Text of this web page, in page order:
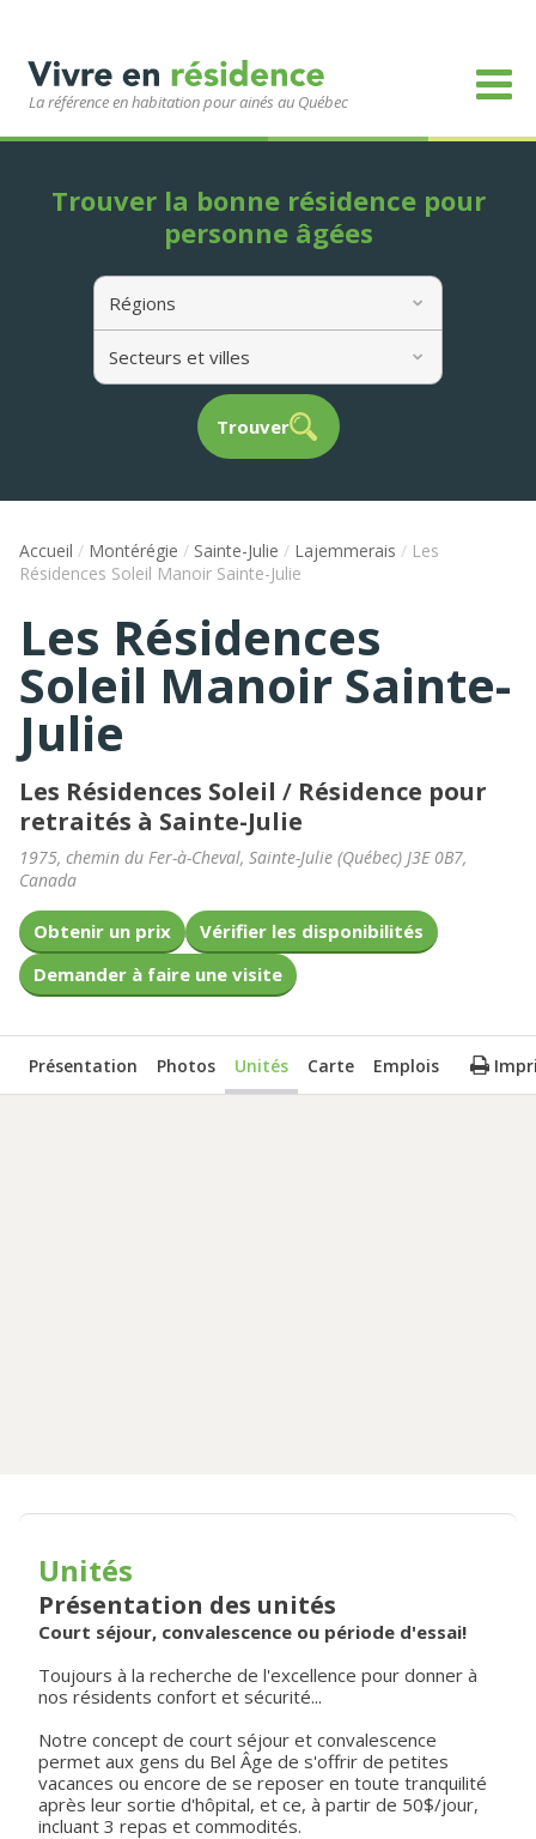
La référence en habitation pour ainés au Québec
Régions
Secteurs et villes
Trouver
Trouver la bonne résidence pour
personne âgées
Accueil / Montérégie / Sainte-Julie / Lajemmerais / Les
Résidences Soleil Manoir Sainte-Julie
Les Résidences
Soleil Manoir Sainte-
Julie
Les Résidences Soleil / Résidence pour
retraités à Sainte-Julie
1975, chemin du Fer-à-Cheval, Sainte-Julie (Québec) J3E 0B7,
Canada
Obtenir un prix
Vérifier les disponibilités
Demander à faire une visite
Présentation Photos Unités Carte Emplois
Unités
Présentation des unités
Court séjour, convalescence ou période d'essai!
Toujours à la recherche de l'excellence pour donner à
nos résidents confort et sécurité...
Notre concept de court séjour et convalescence
permet aux gens du Bel Âge de s'offrir de petites
vacances ou encore de se reposer en toute tranquilité
après leur sortie d'hôpital, et ce, à partir de 50$/jour,
incluant 3 repas et commodités.